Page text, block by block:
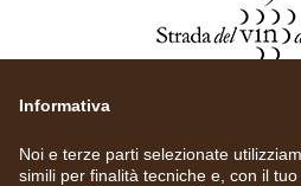
Informativa
Noi e terze parti selezionate
simili per finalità tecniche e, con il